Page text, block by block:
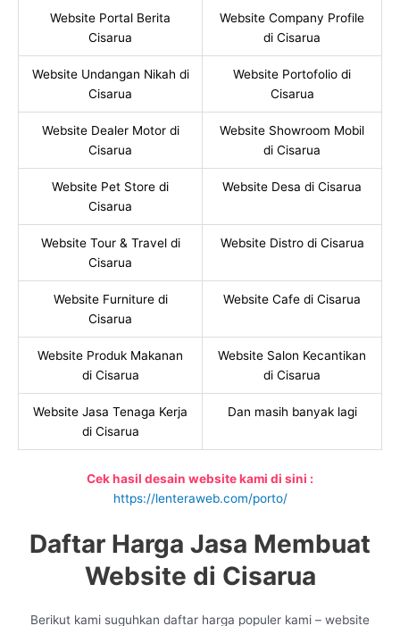
Website Portal Berita
Cisarua
Website Company Profile
di Cisarua
Website Undangan Nikah di
Cisarua
Website Portofolio di
Cisarua
Website Dealer Motor di
Cisarua
Website Showroom Mobil
di Cisarua
Website Pet Store di
Cisarua
Website Desa di Cisarua
Website Tour & Travel di
Cisarua
Website Distro di Cisarua
Website Furniture di
Cisarua
Website Cafe di Cisarua
Website Produk Makanan
di Cisarua
Website Salon Kecantikan
di Cisarua
Website Jasa Tenaga Kerja
di Cisarua
Dan masih banyak lagi
Cek hasil desain website kami di sini :
https://lenteraweb.com/porto/
Daftar Harga Jasa Membuat
Website di Cisarua
Berikut kami suguhkan daftar harga populer kami – website